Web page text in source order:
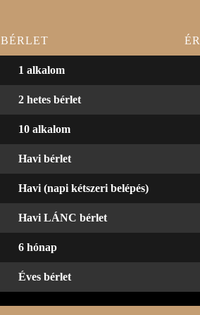
BÉRLET
1 alkalom
2 hetes bérlet
10 alkalom
Havi bérlet
Havi (napi kétszeri belépés)
Havi LÁNC bérlet
6 hónap
Éves bérlet